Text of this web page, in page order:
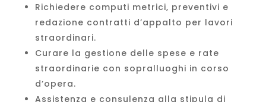
Richiedere computi metrici, preventivi e
redazione contratti d’appalto per lavori
straordinari.
Curare la gestione delle spese e rate
straordinarie con sopralluoghi in corso
d’opera.
Assistenza e consulenza alla stipula di